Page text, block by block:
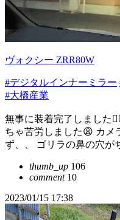
ヴォクシー ZRR80W
#デジタルインナーミラー
#大橋産業
無事に装着完了しました
ちゃ苦労しました😩 カメ
ず、、 ゴリラの鼻の穴が
thumb_up 106
comment10
2023/01/15 17:38